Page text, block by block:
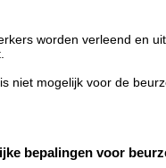
worden verleend en
niet mogelijk voor de
bepalingen voor